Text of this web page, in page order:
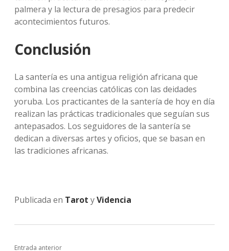
palmera y la lectura de presagios para predecir
acontecimientos futuros.
Conclusión
La santería es una antigua religión africana que
combina las creencias católicas con las deidades
yoruba. Los practicantes de la santería de hoy en día
realizan las prácticas tradicionales que seguían sus
antepasados. Los seguidores de la santería se
dedican a diversas artes y oficios, que se basan en
las tradiciones africanas.
Publicada en Tarot yVidencia
Entrada anterior